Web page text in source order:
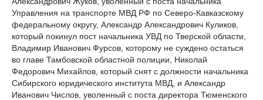
Управления на транспорте МВД РФ по Северо-Кавказскому
федеральному округу, Александр Александрович Куликов,
который покинул пост начальника УВД по Тверской области,
Владимир Иванович Фурсов, которому не суждено остаться
во главе Тамбовской областной полиции, Николай
Федорович Михайлов, который снят с должности начальника
Сибирского юридического института МВД, и Александр
Иванович Числов, уволенный с поста директора Тюменского